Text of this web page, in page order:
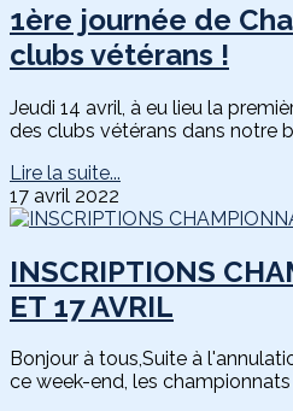
1ère journée de
clubs vétérans !
Jeudi 14 avril, à eu lieu la
des clubs vétérans dans notre
Lire la suite...
17 avril 2022
INSCRIPTIONS
ET 17 AVRIL
Bonjour à tous,Suite à
ce week-end, les